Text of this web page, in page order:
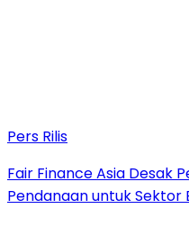
Pers Rilis
Fair Finance Asia Desak
Pendanaan untuk Sektor